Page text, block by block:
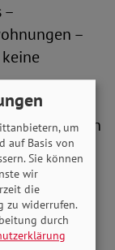
–
–
Sie
dann
Teil der
die
Das
nicht für
um
auf Basis von
Sie können
wir
die
zu widerrufen.
durch